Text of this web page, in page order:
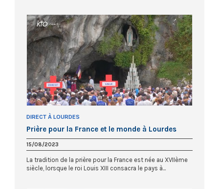
DIRECT À LOURDES
Prière pour la France et le monde à Lourdes
15/08/2023
La tradition de la prière pour la France est née au XVIIème
siècle, lorsque le roi Louis XIII consacra le pays à...